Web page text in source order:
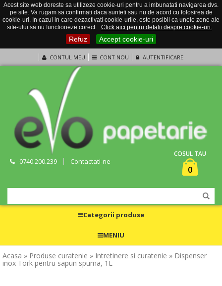
Acest site web doreste sa utilizeze cookie-uri pentru a imbunatati navigarea dvs.
pe site. Va rugam sa confirmati daca sunteti sau nu de acord cu folosirea de
cookie-uri. In cazul in care dezactivati cookie-urile, este posibil ca unele zone ale
site-ului sa nu functioneze corect.
Click aici pentru detalii despre cookie-uri.
Refuz Accept cookie-uri
CONTUL MEU CONT NOU AUTENTIFICARE
0740.200.239 Contactati-ne
COSUL TAU
0
Categorii produse
MENIU
Acasa » Produse curatenie » Intretinere si curatenie » Dispenser
inox Tork pentru sapun spuma, 1L